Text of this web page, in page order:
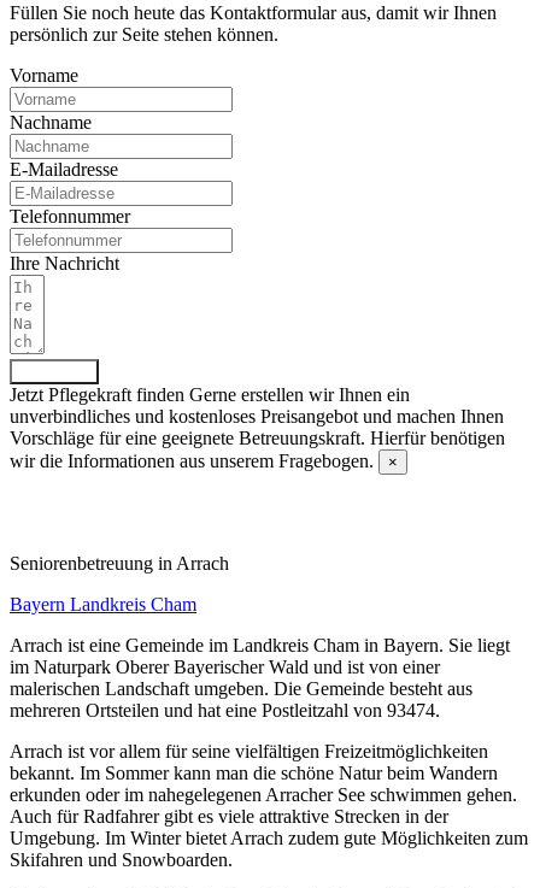
Füllen Sie noch heute das Kontaktformular aus, damit wir Ihnen
persönlich zur Seite stehen können.
Vorname
Nachname
E-Mailadresse
Telefonnummer
Ihre Nachricht
Jetzt Pflegekraft finden Gerne erstellen wir Ihnen ein
unverbindliches und kostenloses Preisangebot und machen Ihnen
Vorschläge für eine geeignete Betreuungskraft. Hierfür benötigen
wir die Informationen aus unserem Fragebogen.
×
Senioren­betreuung in Arrach
Bayern Landkreis Cham
Arrach ist eine Gemeinde im Landkreis Cham in Bayern. Sie liegt
im Naturpark Oberer Bayerischer Wald und ist von einer
malerischen Landschaft umgeben. Die Gemeinde besteht aus
mehreren Ortsteilen und hat eine Postleitzahl von 93474.
Arrach ist vor allem für seine vielfältigen Freizeitmöglichkeiten
bekannt. Im Sommer kann man die schöne Natur beim Wandern
erkunden oder im nahegelegenen Arracher See schwimmen gehen.
Auch für Radfahrer gibt es viele attraktive Strecken in der
Umgebung. Im Winter bietet Arrach zudem gute Möglichkeiten zum
Skifahren und Snowboarden.